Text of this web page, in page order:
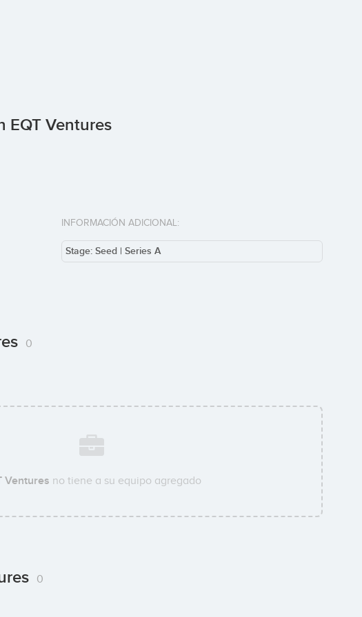
EQT Ventures
INFORMACIÓN ADICIONAL:
Stage: Seed | Series A
0
Ventures no tiene a su equipo agregado
0